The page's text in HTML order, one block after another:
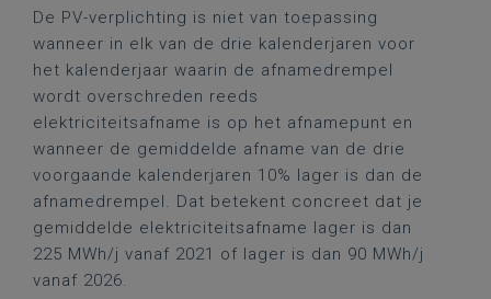
De PV-verplichting is niet van toepassing
wanneer in elk van de drie kalenderjaren voor
het kalenderjaar waarin de afnamedrempel
wordt overschreden reeds
elektriciteitsafname is op het afnamepunt en
wanneer de gemiddelde afname van de drie
voorgaande kalenderjaren 10% lager is dan de
afnamedrempel. Dat betekent concreet dat je
gemiddelde elektriciteitsafname lager is dan
225 MWh/j vanaf 2021 of lager is dan 90 MWh/j
vanaf 2026.